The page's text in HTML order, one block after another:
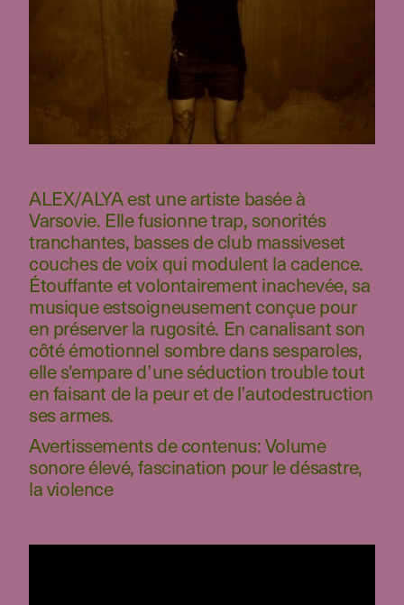
ALEX/ALYA est une artiste basée à
Varsovie. Elle fusionne trap, sonorités
tranchantes, basses de club massiveset
couches de voix qui modulent la cadence.
Étouffante et volontairement inachevée, sa
musique estsoigneusement conçue pour
en préserver la rugosité. En canalisant son
côté émotionnel sombre dans sesparoles,
elle s'empare d’une séduction trouble tout
en faisant de la peur et de l’autodestruction
ses armes.
Avertissements de contenus: Volume
sonore élevé, fascination pour le désastre,
la violence